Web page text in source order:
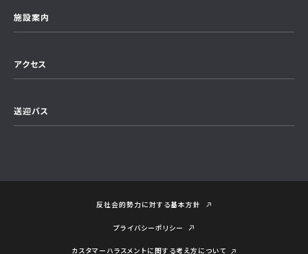
施設案内
アクセス
送迎バス
反社会的勢力に対する基本方針
プライバシーポリシー
カスタマーハラスメントに関する考え⽅について